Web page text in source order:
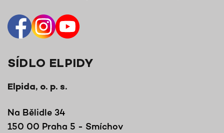
SÍDLO ELPIDY
Elpida, o. p. s.
Na Bělidle 34
150 00 Praha 5 - Smíchov